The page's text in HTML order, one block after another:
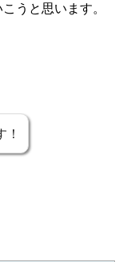
うと思います。
！